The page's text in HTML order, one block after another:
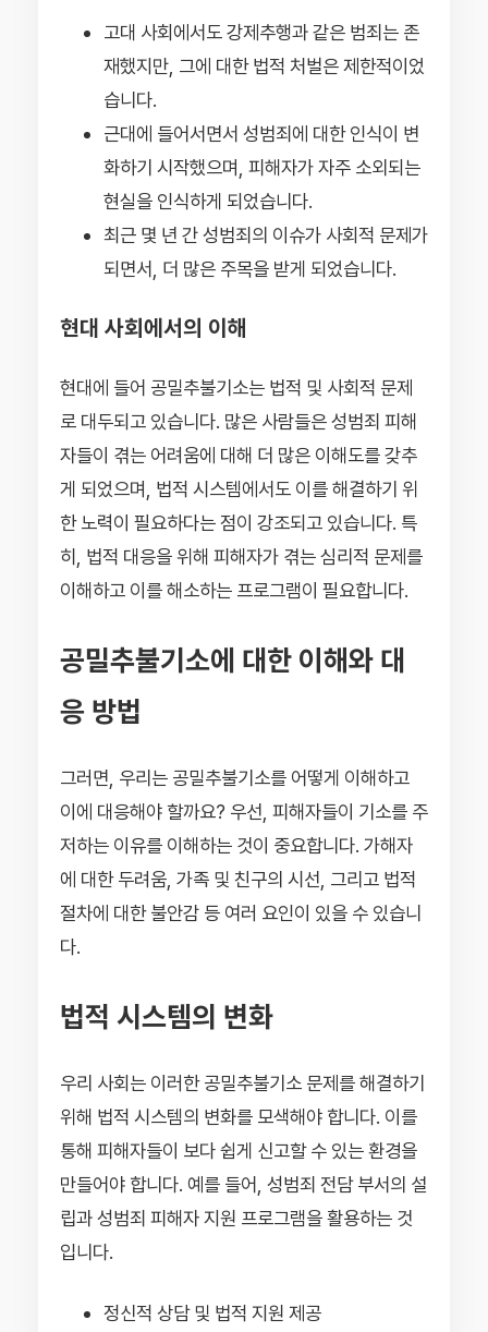
고대 사회에서도 강제추행과 같은 범죄는 존
재했지만, 그에 대한 법적 처벌은 제한적이었
습니다.
근대에 들어서면서 성범죄에 대한 인식이 변
화하기 시작했으며, 피해자가 자주 소외되는
현실을 인식하게 되었습니다.
최근 몇 년 간 성범죄의 이슈가 사회적 문제가
되면서, 더 많은 주목을 받게 되었습니다.
현대 사회에서의 이해
현대에 들어 공밀추불기소는 법적 및 사회적 문제
로 대두되고 있습니다. 많은 사람들은 성범죄 피해
자들이 겪는 어려움에 대해 더 많은 이해도를 갖추
게 되었으며, 법적 시스템에서도 이를 해결하기 위
한 노력이 필요하다는 점이 강조되고 있습니다. 특
히, 법적 대응을 위해 피해자가 겪는 심리적 문제를
이해하고 이를 해소하는 프로그램이 필요합니다.
공밀추불기소에 대한 이해와 대
응 방법
그러면, 우리는 공밀추불기소를 어떻게 이해하고
이에 대응해야 할까요? 우선, 피해자들이 기소를 주
저하는 이유를 이해하는 것이 중요합니다. 가해자
에 대한 두려움, 가족 및 친구의 시선, 그리고 법적
절차에 대한 불안감 등 여러 요인이 있을 수 있습니
다.
법적 시스템의 변화
우리 사회는 이러한 공밀추불기소 문제를 해결하기
위해 법적 시스템의 변화를 모색해야 합니다. 이를
통해 피해자들이 보다 쉽게 신고할 수 있는 환경을
만들어야 합니다. 예를 들어, 성범죄 전담 부서의 설
립과 성범죄 피해자 지원 프로그램을 활용하는 것
입니다.
정신적 상담 및 법적 지원 제공